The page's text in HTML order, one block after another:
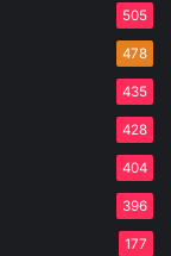
505
478
435
428
404
396
177